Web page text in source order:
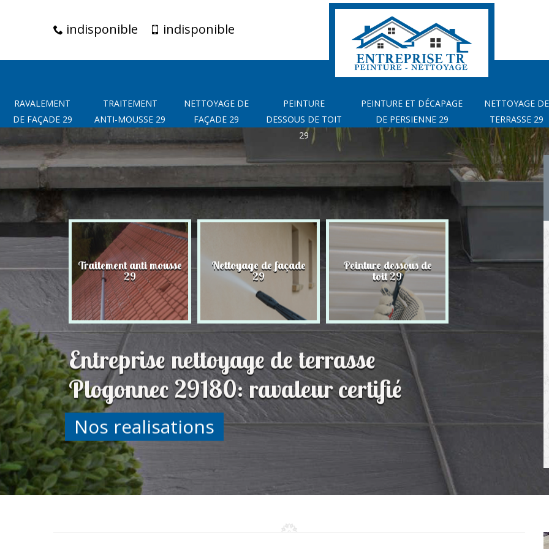
indisponible indisponible
RAVALEMENT
DE FAÇADE 29
TRAITEMENT
ANTI-MOUSSE 29
NETTOYAGE DE
FAÇADE 29
PEINTURE
DESSOUS DE TOIT
29
PEINTURE ET DÉCAPAGE
DE PERSIENNE 29
NETTOYAGE DE
TERRASSE 29
de façade Traitement anti mousse
29
Nettoyage de façade
29
Peinture dessous de
toit 29
Peinture et
Entreprise nettoyage de terrasse
Plogonnec 29180: ravaleur certifié
Nos realisations